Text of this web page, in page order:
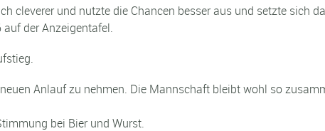
cleverer und nutzte die Chancen besser aus und setzte sich
der Anzeigentafel.
Anlauf zu nehmen. Die Mannschaft bleibt wohl so
bei Bier und Wurst.